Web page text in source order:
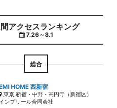
アクセスランキング
7.26～8.1
総合
HOME 西新宿
東京 新宿・中野・高円寺（新宿区）
インプリール合同会社